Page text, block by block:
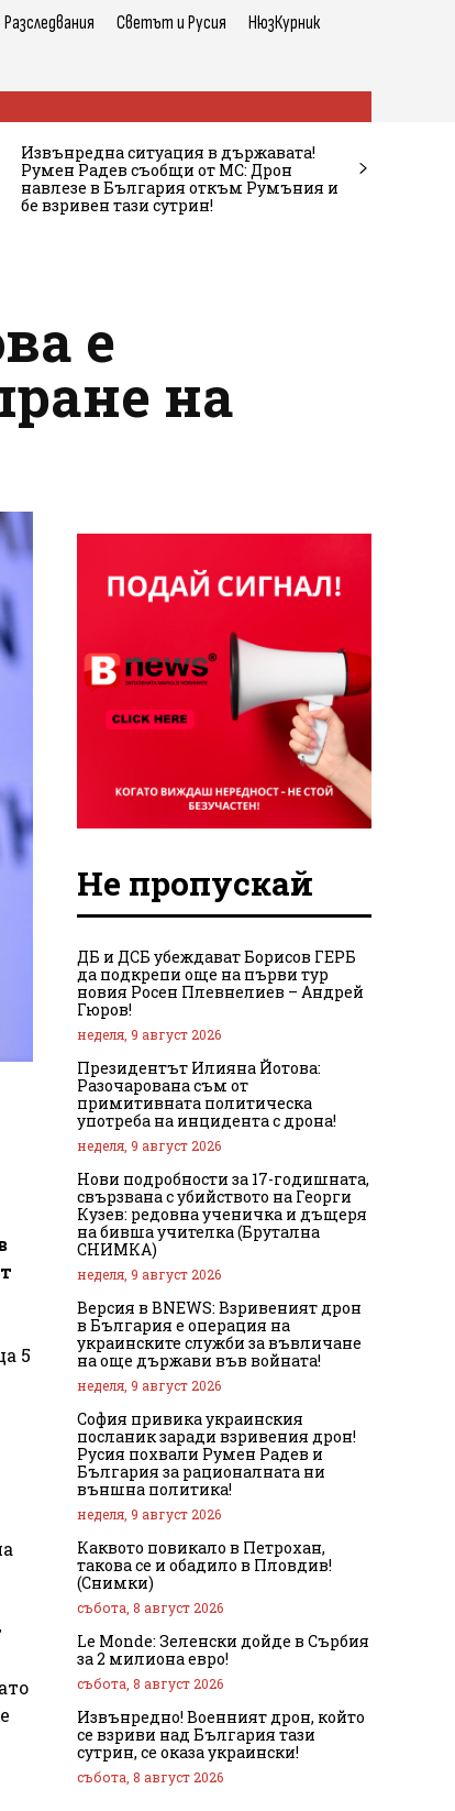
Разследвания Светът и Русия НюзКурник
Извънредна ситуация в държавата!
Румен Радев съобщи от МС: Дрон
навлезе в България откъм Румъния и
бе взривен тази сутрин!
е
на
5
Не пропускай
ДБ и ДСБ убеждават Борисов ГЕРБ
да подкрепи още на първи тур
новия Росен Плевнелиев – Андрей
Гюров!
неделя, 9 август 2026
Президентът Илияна Йотова:
Разочарована съм от
примитивната политическа
употреба на инцидента с дрона!
неделя, 9 август 2026
Нови подробности за 17-годишната,
свързвана с убийството на Георги
Кузев: редовна ученичка и дъщеря
на бивша учителка (Брутална
СНИМКА)
неделя, 9 август 2026
Версия в BNEWS: Взривеният дрон
в България е операция на
украинските служби за въвличане
на още държави във войната!
неделя, 9 август 2026
София привика украинския
посланик заради взривения дрон!
Русия похвали Румен Радев и
България за рационалната ни
външна политика!
неделя, 9 август 2026
Каквото повикало в Петрохан,
такова се и обадило в Пловдив!
(Снимки)
събота, 8 август 2026
Le Monde: Зеленски дойде в Сърбия
за 2 милиона евро!
събота, 8 август 2026
Извънредно! Военният дрон, който
се взриви над България тази
сутрин, се оказа украински!
събота, 8 август 2026